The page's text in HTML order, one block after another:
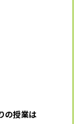
の授業は